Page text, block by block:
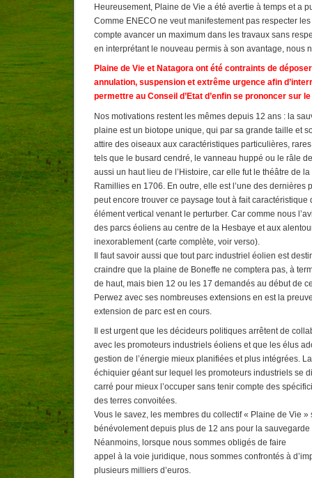
Heureusement, Plaine de Vie a été avertie à temps et a
Comme ENECO ne veut manifestement pas respecter
compte avancer un maximum dans les travaux sans
en interprétant le nouveau permis à son avantage, nous
Plaine de Vie et Natagora ont été contraints de
annulation, suspension et extrême urgence afin
permettre au Conseil d’Etat d’enfin se prononcer sur
Nos motivations restent les mêmes depuis 12 ans : la
plaine est un biotope unique, qui par sa grande taille et
attire des oiseaux aux caractéristiques particulières,
tels que le busard cendré, le vanneau huppé ou le râle
aussi un haut lieu de l’Histoire, car elle fut le théâtre de
Ramillies en 1706. En outre, elle est l’une des dernières
peut encore trouver ce paysage tout à fait caractéristique
élément vertical venant le perturber. Car comme nous
des parcs éoliens au centre de la Hesbaye et aux
inexorablement (carte complète, voir verso).
Il faut savoir aussi que tout parc industriel éolien est
craindre que la plaine de Boneffe ne comptera pas, à
de haut, mais bien 12 ou les 17 demandés au début de
Perwez avec ses nombreuses extensions en est la
extension de parc est en cours.
Il est urgent que les décideurs politiques arrêtent de
avec les promoteurs industriels éoliens et que les élus
gestion de l’énergie mieux planifiées et plus intégrées.
échiquier géant sur lequel les promoteurs industriels se
carré pour mieux l’occuper sans tenir compte des
des terres convoitées.
Vous le savez, les membres du collectif « Plaine de Vie »
bénévolement depuis plus de 12 ans pour la
Néanmoins, lorsque nous sommes obligés de faire
appel à la voie juridique, nous sommes confrontés à
plusieurs milliers d’euros.